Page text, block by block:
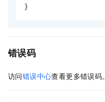
}
错误码
访问错误中心查看更多错误码。